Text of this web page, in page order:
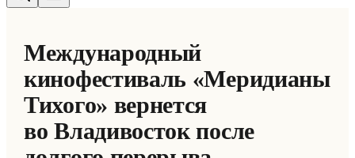
Международный
кинофестиваль «Меридианы
Тихого» вернется
во Владивосток после